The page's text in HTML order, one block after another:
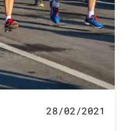
28/02/2021